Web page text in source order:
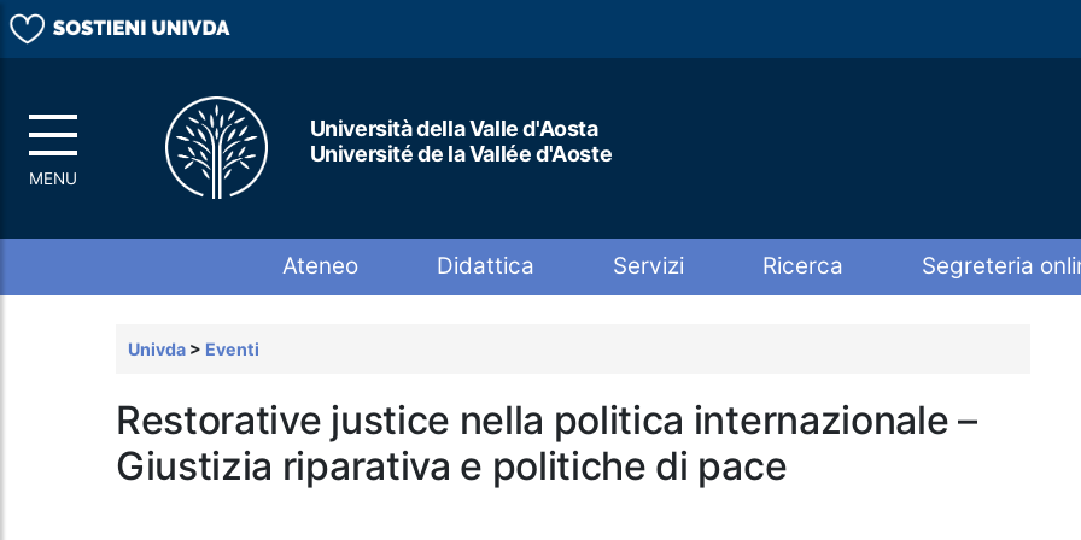
Università della Valle d'Aosta
Université de la Vallée d'Aoste
Ateneo Didattica Servizi Ricerca Segreteria
Univda > Eventi
Restorative justice nella politica internazionale –
Giustizia riparativa e politiche di pace